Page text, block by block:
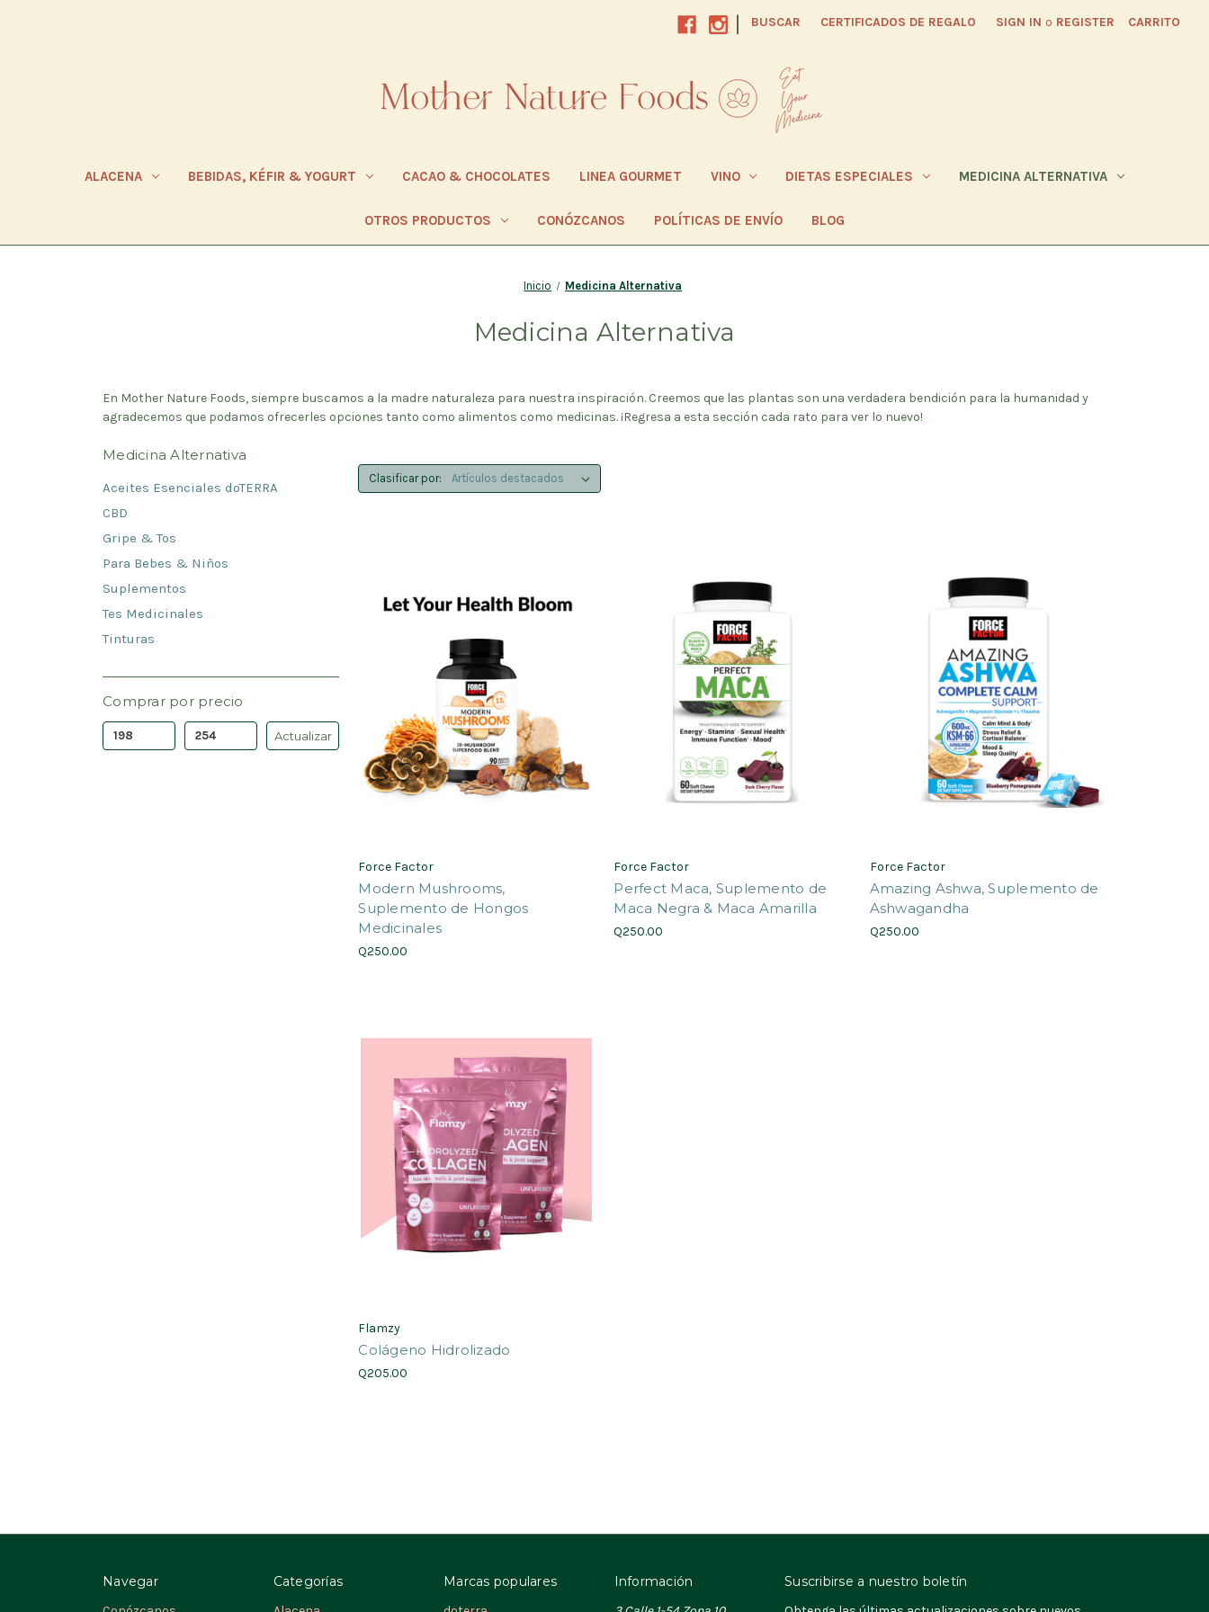
| BUSCAR CERTIFICADOS DE REGALO SIGN IN o REGISTER CARRITO
ALACENA BEBIDAS, KÉFIR & YOGURT CACAO & CHOCOLATES LINEA GOURMET VINO DIETAS ESPECIALES MEDICINA ALTERNATIVA
OTROS PRODUCTOS CONÓZCANOS POLÍTICAS DE ENVÍO BLOG
Inicio Medicina Alternativa
Medicina Alternativa
En Mother Nature Foods, siempre buscamos a la madre naturaleza para nuestra inspiración. Creemos que las plantas son una verdadera bendición para la humanidad y
agradecemos que podamos ofrecerles opciones tanto como alimentos como medicinas. ¡Regresa a esta sección cada rato para ver lo nuevo!
Medicina Alternativa
Aceites Esenciales doTERRA
CBD
Gripe & Tos
Para Bebes & Niños
Suplementos
Tes Medicinales
Tinturas
Comprar por precio
Actualizar
Clasificar por:
Force Factor
Modern Mushrooms,
Suplemento de Hongos
Medicinales
Q250.00
Force Factor
Perfect Maca, Suplemento de
Maca Negra & Maca Amarilla
Q250.00
Force Factor
Amazing Ashwa, Suplemento de
Ashwagandha
Q250.00
Flamzy
Colágeno Hidrolizado
Q205.00
Navegar Categorías Marcas populares Información Suscribirse a nuestro boletín